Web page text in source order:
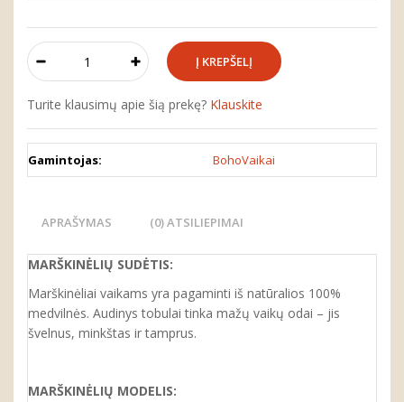
Turite klausimų apie šią prekę? Klauskite
Gamintojas: BohoVaikai
APRAŠYMAS (0) ATSILIEPIMAI
MARŠKINĖLIŲ SUDĖTIS:
Marškinėliai vaikams yra pagaminti iš natūralios 100%
medvilnės. Audinys tobulai tinka mažų vaikų odai – jis
švelnus, minkštas ir tamprus.
MARŠKINĖLIŲ MODELIS: